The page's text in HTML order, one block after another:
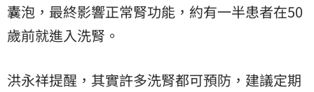
囊泡，最終影響正常腎功能，約有一半患者在50
歲前就進入洗腎。
洪永祥提醒，其實許多洗腎都可預防，建議定期